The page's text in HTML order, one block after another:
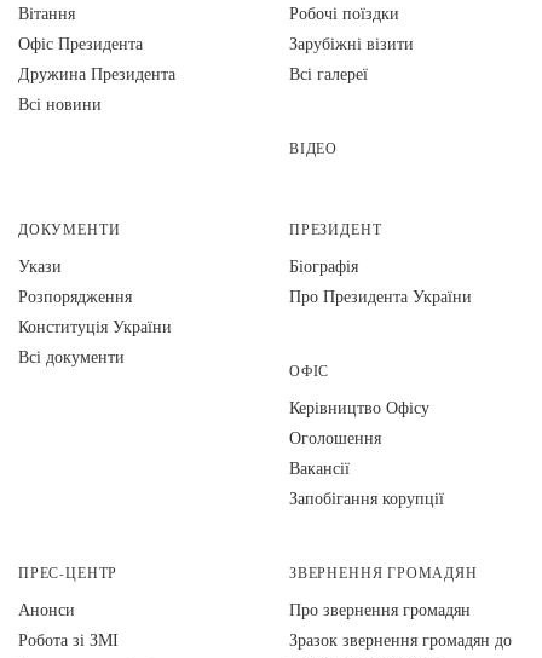
Вiтання
Офіс Президента
Дружина Президента
Всі новини
Робочі поїздки
Зарубіжні візити
Всі галереї
ВІДЕО
ДОКУМЕНТИ
Укази
Розпорядження
Конституція України
Всі документи
ПРЕЗИДЕНТ
Біографія
Про Президента України
ОФІС
Керівництво Офісу
Оголошення
Вакансії
Запобігання корупції
ПРЕС-ЦЕНТР
Анонси
Робота зі ЗМІ
ЗВЕРНЕННЯ ГРОМАДЯН
Про звернення громадян
Зразок звернення громадян до